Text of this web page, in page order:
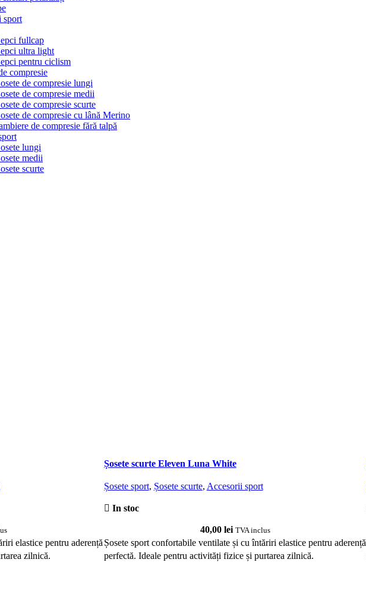
sport
fullcap
ultra light
pentru ciclism
compresie
de compresie lungi
de compresie medii
de compresie scurte
de compresie cu lână Merino
de compresie fără talpă
lungi
medii
scurte
elastice pentru aderență
zilnică.
Șosete scurte Eleven Luna White
Șosete sport, Șosete scurte, Accesorii sport
In stoc
40,00 lei TVA inclus
Șosete sport confortabile ventilate și cu întăriri elastice pentru aderență
perfectă. Ideale pentru activități fizice și purtarea zilnică.